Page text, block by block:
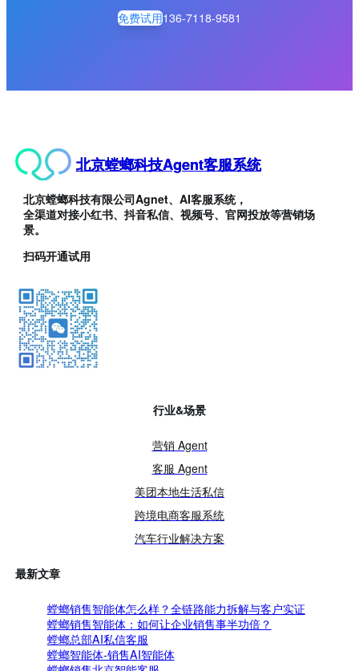
免费试用136-7118-9581
北京螳螂科技Agent客服系统
北京螳螂科技有限公司Agnet、AI客服系统，
全渠道对接小红书、抖音私信、视频号、官网投放等营销场
景。
扫码开通试用
行业&场景
营销 Agent
客服 Agent
美团本地生活私信
跨境电商客服系统
汽车行业解决方案
最新文章
螳螂销售智能体怎么样？全链路能力拆解与客户实证
螳螂销售智能体：如何让企业销售事半功倍？
螳螂总部AI私信客服
螳螂智能体-销售AI智能体